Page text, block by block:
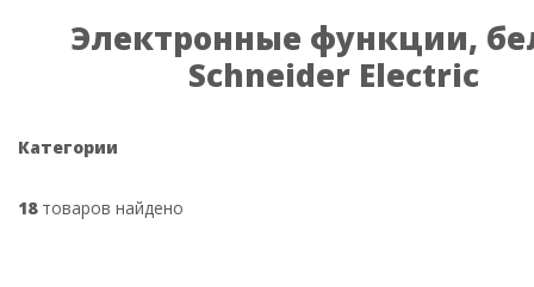
Электронные функции,
Schneider Electric
Категории
18товаров найдено